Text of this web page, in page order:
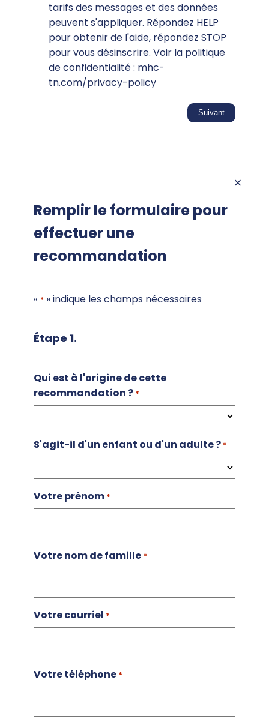
tarifs des messages et des données
peuvent s'appliquer. Répondez HELP
pour obtenir de l'aide, répondez STOP
pour vous désinscrire. Voir la politique
de confidentialité : mhc-
tn.com/privacy-policy
Remplir le formulaire pour
effectuer une
recommandation
« * » indique les champs nécessaires
Étape 1.
Qui est à l'origine de cette
recommandation ? *
S'agit-il d'un enfant ou d'un adulte ? *
Votre prénom *
Votre nom de famille *
Votre courriel *
Votre téléphone *